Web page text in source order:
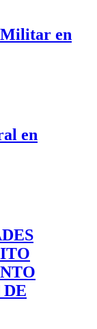
Militar en
en